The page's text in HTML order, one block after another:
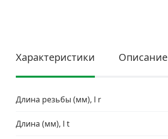
Характеристики Описание
Длина резьбы (мм), l r
Длина (мм), l t